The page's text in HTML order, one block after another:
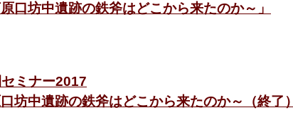
口坊中遺跡の鉄斧はどこから来たのか～」
ミナー2017
坊中遺跡の鉄斧はどこから来たのか～（終了）